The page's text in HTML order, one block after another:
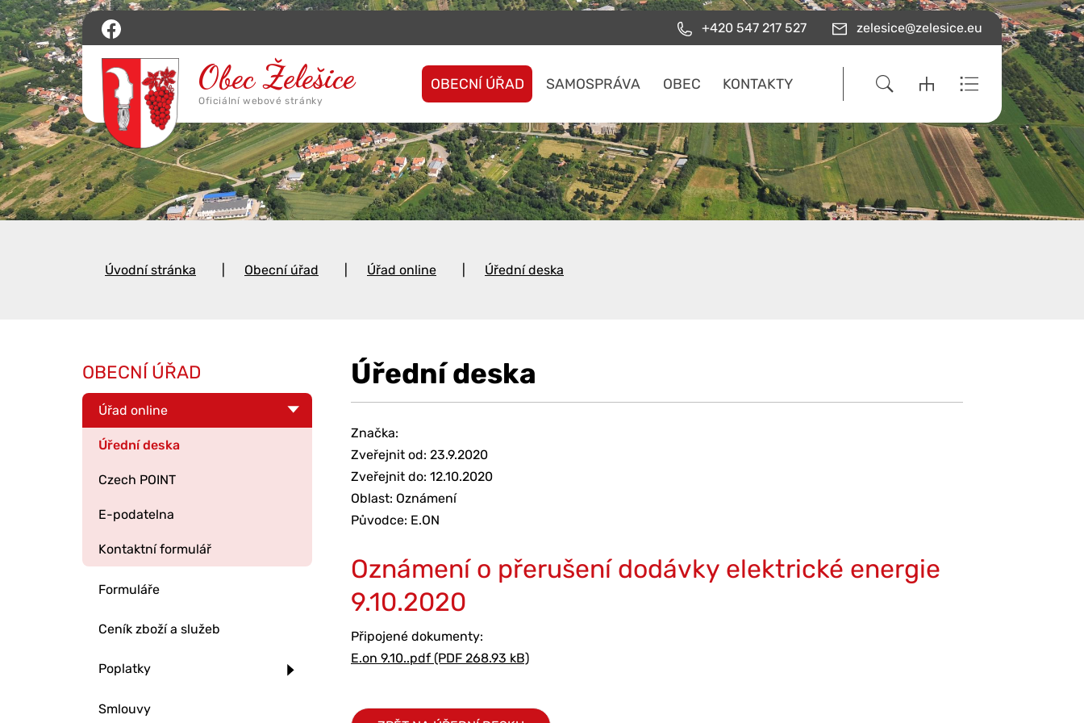
+420 547 217 527 zelesice@zelesice.eu
OBECNÍ ÚŘAD SAMOSPRÁVA OBEC KONTAKTY
Úvodní stránka Obecní úřad Úřad online Úřední deska
Úřední deska
Značka:
Zveřejnit od: 23.9.2020
Zveřejnit do: 12.10.2020
Oblast: Oznámení
Původce: E.ON
Oznámení o přerušení dodávky elektrické energie
9.10.2020
Připojené dokumenty:
E.on 9.10..pdf (PDF 268.93 kB)
OBECNÍ ÚŘAD
Úřad online
Úřední deska
Czech POINT
E-podatelna
Kontaktní formulář
Formuláře
Ceník zboží a služeb
Poplatky
Smlouvy